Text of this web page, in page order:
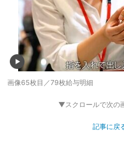
画像65枚目／79枚給与明細
▼スクロールで次の
記事に戻